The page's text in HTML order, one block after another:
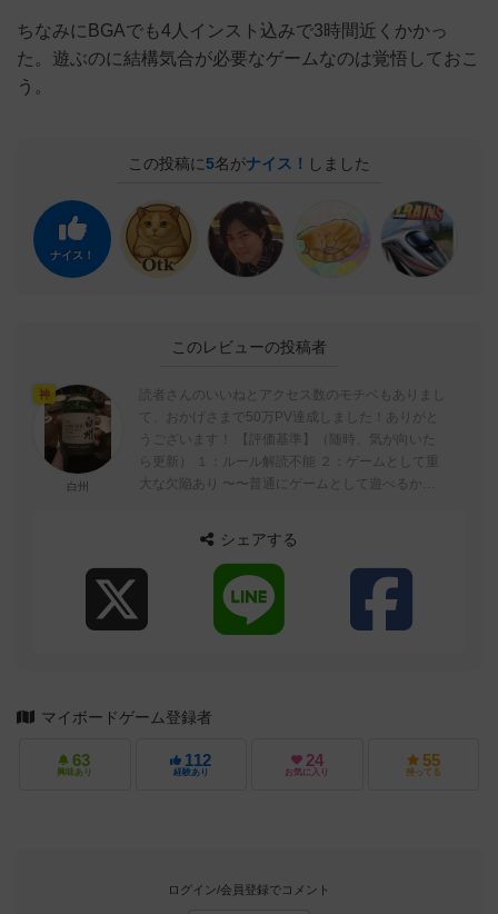
ちなみにBGAでも4人インスト込みで3時間近くかかっ
た。遊ぶのに結構気合が必要なゲームなのは覚悟しておこ
う。
この投稿に5名がナイス！ しました
ナイス！
このレビューの投稿者
神
白州
読者さんのいいねとアクセス数のモチベもありまし
て、おかげさまで50万PV達成しました！ありがと
うございます！ 【評価基準】（随時、気が向いた
ら更新） １：ルール解読不能 ２：ゲームとして重
大な欠陥あり 〜〜普通にゲームとして遊べるかど
シェアする
マイボードゲーム登録者
63
興味あり
112
経験あり
24
お気に入り
55
持ってる
ログイン/会員登録でコメント